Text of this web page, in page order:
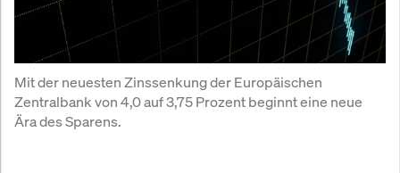
Mit der neuesten Zinssenkung der Europäischen
Zentralbank von 4,0 auf 3,75 Prozent beginnt eine neue
Ära des Sparens.